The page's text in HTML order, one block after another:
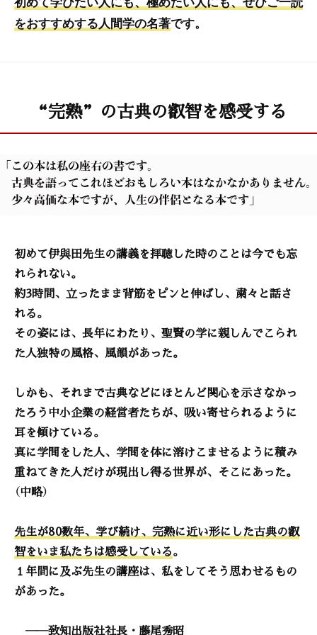
をおすすめする人間学の名著です。
“完熟”の古典の叡智を感受する
初めて伊與田先生の講義を拝聴した時のことは今でも忘
れられない。
約3時間、立ったまま背筋をピンと伸ばし、粛々と話さ
れる。
その姿には、長年にわたり、聖賢の学に親しんでこられ
た人独特の風格、風韻があった。
しかも、それまで古典などにほとんど関心を示さなかっ
たろう中小企業の経営者たちが、吸い寄せられるように
耳を傾けている。
真に学問をした人、学問を体に溶けこませるように積み
重ねてきた人だけが現出し得る世界が、そこにあった。
（中略）
先生が80数年、学び続け、完熟に近い形にした古典の叡
智をいま私たちは感受している。
１年間に及ぶ先生の講座は、私をしてそう思わせるもの
があった。
――致知出版社社長・藤尾秀昭